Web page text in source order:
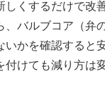
しくするだけで改
、バルブコア（弁
いかを確認すると
付けても減り方は